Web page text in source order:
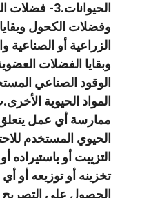
الحيوانات.3-
وفضلات الكحول
الزراعية أو الصناعية
الوقود الصناعي
المواد الحيوية
ممارسة أي عمل يتعلق
الحيوي المستخدم
التزييت أو باستيراده
تخزينه أو توزيعه أو
الحصول على التصريح